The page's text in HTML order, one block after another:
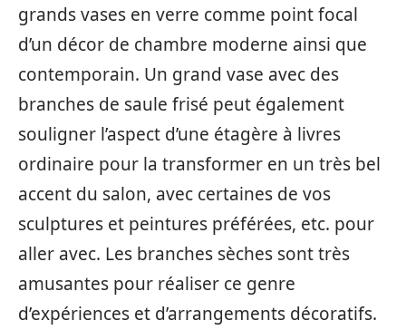
grands vases en verre comme point focal
d’un décor de chambre moderne ainsi que
contemporain. Un grand vase avec des
branches de saule frisé peut également
souligner l’aspect d’une étagère à livres
ordinaire pour la transformer en un très bel
accent du salon, avec certaines de vos
sculptures et peintures préférées, etc. pour
aller avec. Les branches sèches sont très
amusantes pour réaliser ce genre
d’expériences et d’arrangements décoratifs.